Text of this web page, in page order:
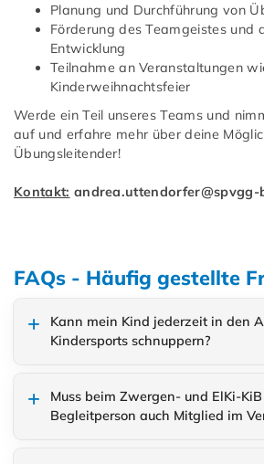
Planung und Durchführung von
Förderung des Teamgeistes und
Entwicklung
Teilnahme an Veranstaltungen
Kinderweihnachtsfeier
Werde ein Teil unseres Teams und
auf und erfahre mehr über deine
Übungsleitender!
Kontakt: andrea.uttendorfer@spvgg-
FAQs - Häufig gestellte
Kann mein Kind jederzeit in den
Kindersports schnuppern?
Muss beim Zwergen- und ElKi-
Begleitperson auch Mitglied im